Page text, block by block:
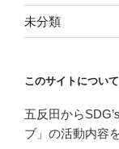
未分類
このサイトについて
五反田から
ブ」の活動内容